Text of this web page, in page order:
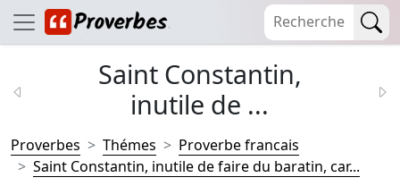
Saint Constantin,
inutile de ...
Proverbes Thémes
Proverbe francais
Saint Constantin, inutile de faire du baratin, car...